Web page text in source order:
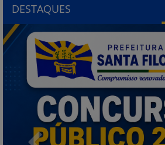
DESTAQUES
Previous